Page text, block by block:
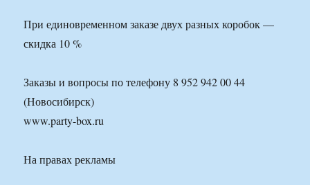
При единовременном заказе двух разных коробок —
скидка 10 %
Заказы и вопросы по телефону 8 952 942 00 44
(Новосибирск)
www.party-box.ru
На правах рекламы